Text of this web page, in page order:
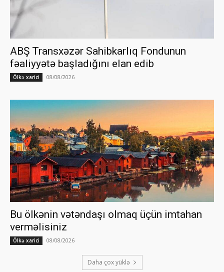
ABŞ Transxəzər Sahibkarlıq Fondunun
fəaliyyətə başladığını elan edib
Ölkə xarici 08/08/2026
Bu ölkənin vətəndaşı olmaq üçün imtahan
verməlisiniz
Ölkə xarici 08/08/2026
Daha çox yüklə